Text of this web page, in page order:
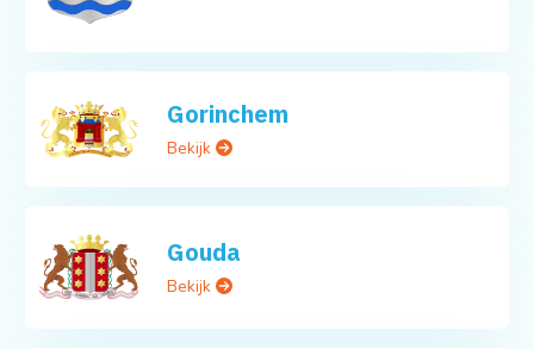
Gorinchem
Bekijk
Gouda
Bekijk